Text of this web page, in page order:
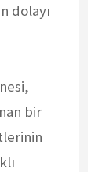
dolayı
bir